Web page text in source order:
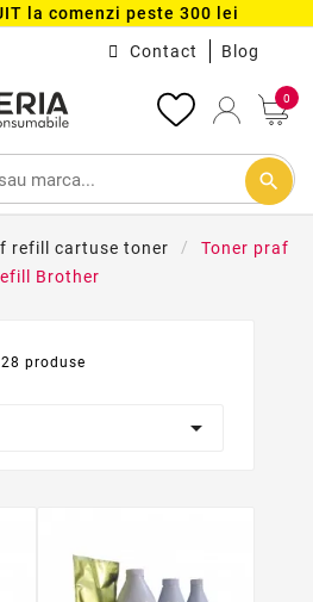
la comenzi peste 300 lei
Contact Blog
0
search
refill cartuse toner
Toner praf
Brother
28 produse
